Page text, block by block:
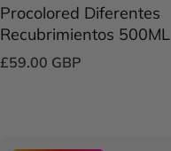
Procolored Diferentes
Recubrimientos 500ML
£59.00 GBP